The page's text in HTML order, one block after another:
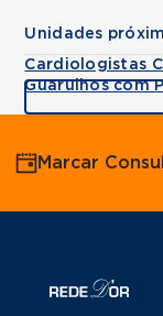
Unidades
Cardiologistas
Guarulhos com
Marcar